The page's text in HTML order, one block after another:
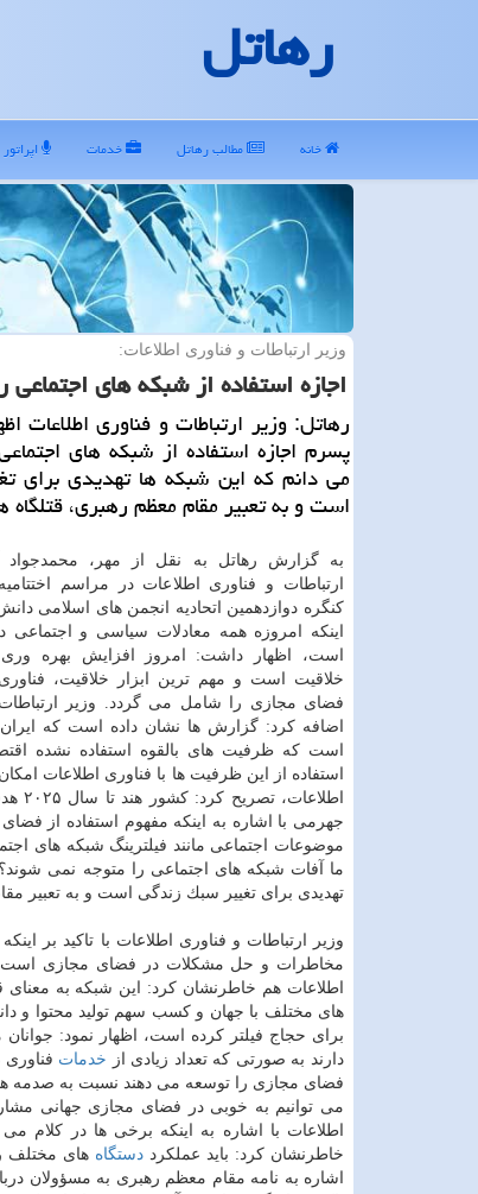
رهاتل
خانه مطالب رهاتل خدمات اپراتور
وزیر ارتباطات و فناوری اطلاعات:
اجازه استفاده از شبكه های
رهاتل: وزیر ارتباطات و فناوری اطلاعات
پسرم اجازه استفاده از شبكه های
می دانم كه این شبكه ها تهدیدی برای
است و به تعبیر مقام معظم رهبری،
به گزارش رهاتل به نقل از مهر، محمدجواد
ارتباطات و فناوری اطلاعات در مراسم
كنگره دوازدهمین اتحادیه انجمن های اسلامی
اینكه امروزه همه معادلات سیاسی و اجتماعی
است، اظهار داشت: امروز افزایش بهره
خلاقیت است و مهم ترین ابزار خلاقیت،
فضای مجازی را شامل می گردد. وزیر
اضافه كرد: گزارش ها نشان داده است كه
است كه ظرفیت های بالقوه استفاده نشده
استفاده از این ظرفیت ها با فناوری اطلاعات
جهرمی با اشاره به اینكه مفهوم استفاده از
موضوعات اجتماعی مانند فیلترینگ شبكه های
ما آفات شبكه های اجتماعی را متوجه نمی
تهدیدی برای تغییر سبك زندگی است و به تعبیر
وزیر ارتباطات و فناوری اطلاعات با تاكید بر
مخاطرات و حل مشكلات در فضای مجازی است كه
اطلاعات هم خاطرنشان كرد: این شبكه به
های مختلف با جهان و كسب سهم تولید محتوا و
برای حجاج فیلتر كرده است، اظهار نمود: جوانان
دارند به صورتی كه تعداد زیادی از خدمات فناوری
فضای مجازی را توسعه می دهند نسبت به صدمه
می توانیم به خوبی در فضای مجازی جهانی
اطلاعات با اشاره به اینكه برخی ها در كلام
خاطرنشان كرد: باید عملكرددستگاه های مختلف
اشاره به نامه مقام معظم رهبری به مسؤولان